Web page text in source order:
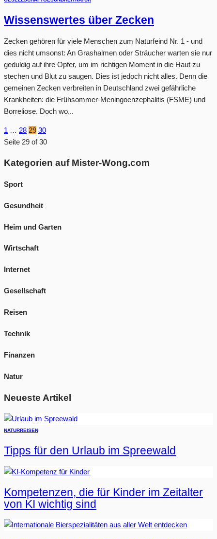
Wissenswertes über Zecken
Zecken gehören für viele Menschen zum Naturfeind Nr. 1 - und
dies nicht umsonst: An Grashalmen oder Sträucher warten sie nur
geduldig auf ihre Opfer, um im richtigen Moment in die Haut zu
stechen und Blut zu saugen. Dies ist jedoch nicht alles. Denn die
gemeinen Zecken verbreiten in Deutschland zwei gefährliche
Krankheiten: die Frühsommer-Meningoenzephalitis (FSME) und
Borreliose. Doch wo...
1 … 28 29 30
Seite 29 of 30
Kategorien auf Mister-Wong.com
Sport
Gesundheit
Heim und Garten
Wirtschaft
Internet
Gesellschaft
Reisen
Technik
Finanzen
Natur
Neueste Artikel
NATURREISEN
Tipps für den Urlaub im Spreewald
Kompetenzen, die für Kinder im Zeitalter
von KI wichtig sind